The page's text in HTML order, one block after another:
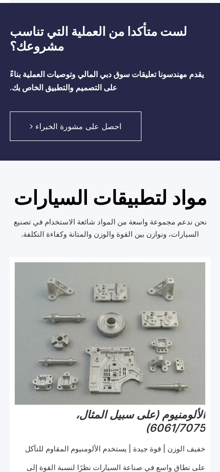
لست متأكدا من العملية التي تناسب
مشروعك؟
يقدم مهندسونا تعليقات سوق دبي المالي وتوصيات العملية بناءً
على التصميم والتطبيق الخاص بك.
احصل على مشورة الخبراء
مواد لتطبيقات السيارات
نحن ندعم مجموعة واسعة من المواد شائعة الاستخدام في تصنيع
السيارات، ونوازن بين القوة والوزن والمتانة وكفاءة التكلفة.
الألومنيوم (على سبيل المثال،
6061/7075)
خفيف الوزن | قوة جيدة | يستخدم الألومنيوم المقاوم للتآكل
على نطاق واسع في صناعة السيارات نظرًا لنسبة القوة إلى